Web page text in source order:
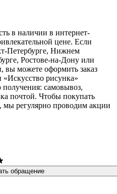
в наличии в интернет-
цене. Если
Петербурге, Нижнем
Ростове-на-Дону или
вы можете оформить заказ
рисунка»
самовывоз,
почтой. Чтобы покупать
регулярно проводим акции
обращение